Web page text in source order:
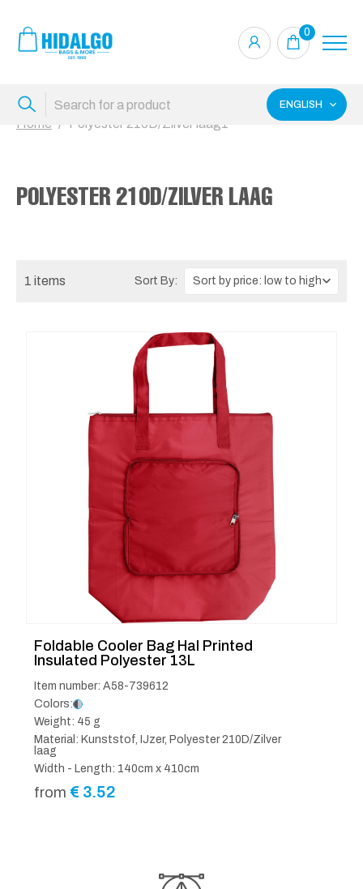
0
ENGLISH
Home Polyester 210D/Zilver laag1
POLYESTER 210D/ZILVER LAAG
1 items Sort By:
Foldable Cooler Bag Hal Printed
Insulated Polyester 13L
Item number: A58-739612
Colors:
Weight: 45 g
Material: Kunststof, IJzer, Polyester 210D/Zilver
laag
Width - Length: 140cm x 410cm
from € 3.52